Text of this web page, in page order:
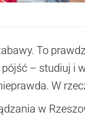
To
– studiuj i
W
w